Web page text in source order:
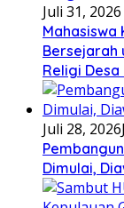
Juli 31, 2026
Mahasiswa
Bersejarah
Religi
Juli 28, 2026
Dimulai,